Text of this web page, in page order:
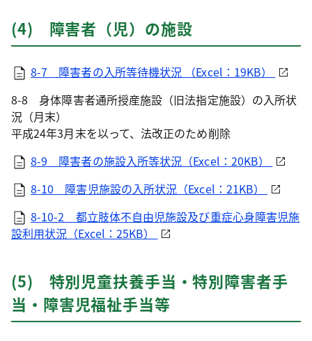
(4) 障害者（児）の施設
8-7 障害者の入所等待機状況 （Excel：19KB）
8-8 身体障害者通所授産施設（旧法指定施設）の入所状
況（月末）
平成24年3月末を以って、法改正のため削除
8-9 障害者の施設入所等状況（Excel：20KB）
8-10 障害児施設の入所状況（Excel：21KB）
8-10-2 都立肢体不自由児施設及び重症心身障害児施
設利用状況（Excel：25KB）
(5) 特別児童扶養手当・特別障害者手
当・障害児福祉手当等